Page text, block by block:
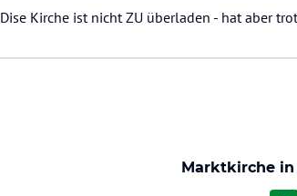
Dise Kirche ist nicht ZU überladen - hat aber
Marktkirche